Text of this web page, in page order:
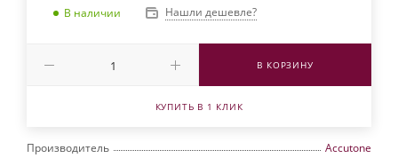
В наличии Нашли дешевле?
В КОРЗИНУ
КУПИТЬ В 1 КЛИК
Производитель
Accutone